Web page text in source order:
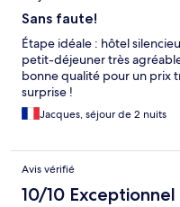
Sans faute!
Étape idéale : hôtel
petit-déjeuner très
bonne qualité pour un prix
surprise !
Jacques, séjour de 2 nuits
Avis vérifié
10/10 Exceptionnel